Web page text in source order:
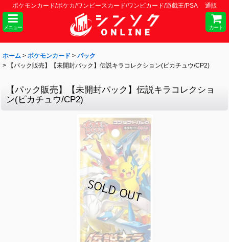
ポケモンカード/ポケカ/ワンピースカード/ワンピカード/遊戯王/PSA 通販
メニュー カート
ホーム > ポケモンカード > パック
>
【パック販売】【未開封パック】伝説キラコレクション(ピカチュウ/CP2)
【パック販売】【未開封パック】伝説キラコレクショ
ン(ピカチュウ/CP2)